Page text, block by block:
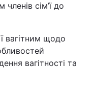
членів сім’ї до
вагітним щодо
вагітності та